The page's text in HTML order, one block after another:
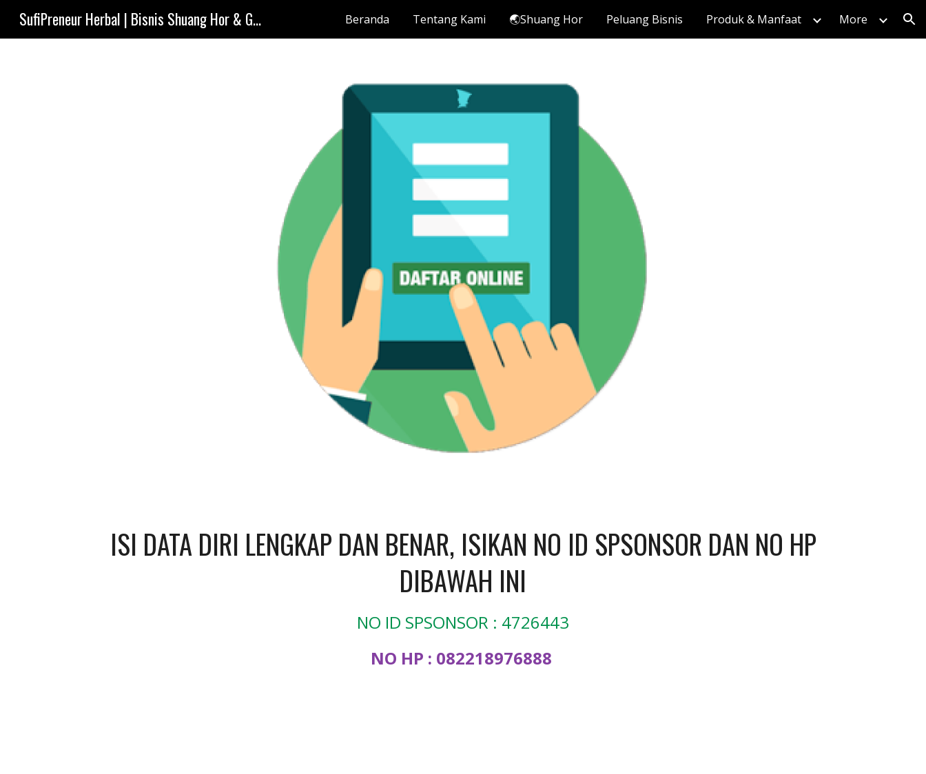
Skip to main content Skip to navigation
SufiPreneur Herbal | Bisnis Shuang Hor & Ganoderma Indonesia. Beranda Tentang Kami 🌏Shuang Hor Peluang Bisnis Produk & Manfaat More
ISI DATA DIRI LENGKAP DAN BENAR, ISIKAN NO ID SPSONSOR DAN NO HP
DIBAWAH INI​
NO ID SPSONSOR : 4726443
NO HP : 082218976888